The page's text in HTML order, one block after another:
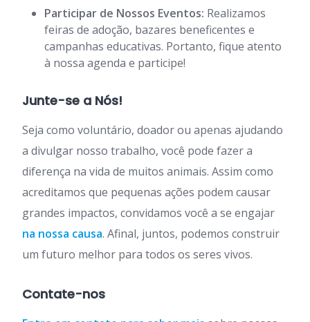
Participar de Nossos Eventos: Realizamos
feiras de adoção, bazares beneficentes e
campanhas educativas. Portanto, fique atento
à nossa agenda e participe!
Junte-se a Nós!
Seja como voluntário, doador ou apenas ajudando
a divulgar nosso trabalho, você pode fazer a
diferença na vida de muitos animais. Assim como
acreditamos que pequenas ações podem causar
grandes impactos, convidamos você a se engajar
na nossa causa. Afinal, juntos, podemos construir
um futuro melhor para todos os seres vivos.
Contate-nos